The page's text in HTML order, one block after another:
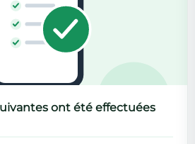
ont été effectuées